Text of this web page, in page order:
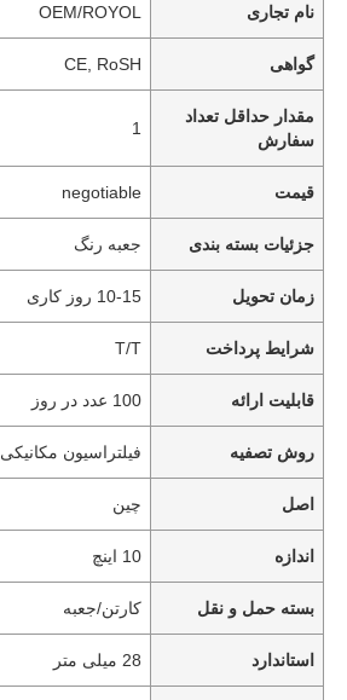
نام تجاری OEM/ROYOL
گواهی CE, RoSH
مقدار حداقل تعداد
سفارش
1
قیمت negotiable
جزئیات بسته بندی جعبه رنگ
زمان تحویل 10-15 روز کاری
شرایط پرداخت T/T
قابلیت ارائه 100 عدد در روز
روش تصفیه فیلتراسیون مکانیکی
اصل چین
اندازه 10 اینچ
بسته حمل و نقل کارتن/جعبه
استاندارد 28 میلی متر